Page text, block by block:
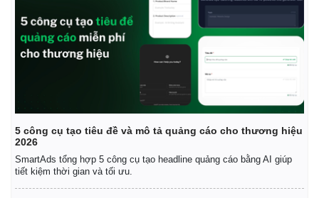
5 công cụ tạo tiêu đề và mô tả quảng cáo cho thương hiệu
2026
SmartAds tổng hợp 5 công cụ tạo headline quảng cáo bằng AI giúp
tiết kiệm thời gian và tối ưu.